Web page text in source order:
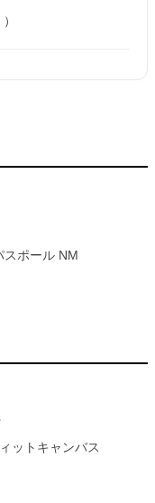
スポール NM
ットキャンバス